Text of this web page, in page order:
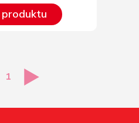
1